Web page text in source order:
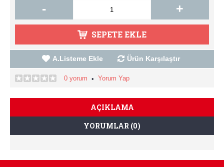
- +
SEPETE EKLE
A.Listeme Ekle Ürün Karşılaştır
0 yorum • Yorum Yap
AÇIKLAMA
YORUMLAR (0)